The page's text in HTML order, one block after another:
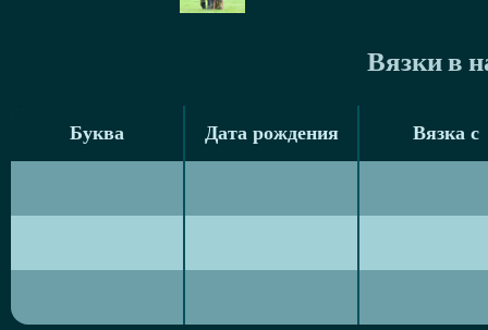
Вязки в
Буква Дата рождения Вязка с
Буква Дата рождения Вязка с